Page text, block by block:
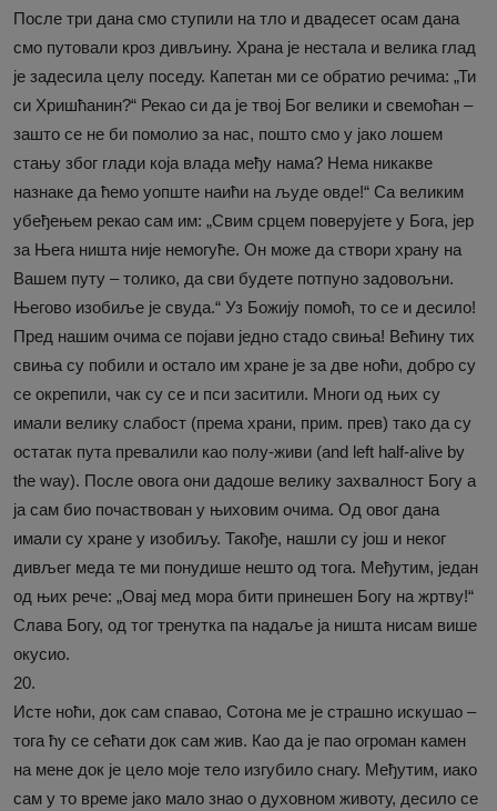
После три дана смо ступили на тло и двадесет осам дана
смо путовали кроз дивљину. Храна је нестала и велика глад
је задесила целу поседу. Капетан ми се обратио речима: „Ти
си Хришћанин?“ Рекао си да је твој Бог велики и свемоћан –
зашто се не би помолио за нас, пошто смо у јако лошем
стању због глади која влада међу нама? Нема никакве
назнаке да ћемо уопште наићи на људе овде!“ Са великим
убеђењем рекао сам им: „Свим срцем поверујете у Бога, јер
за Њега ништа није немогуће. Он може да створи храну на
Вашем путу – толико, да сви будете потпуно задовољни.
Његово изобиље је свуда.“ Уз Божију помоћ, то се и десило!
Пред нашим очима се појави једно стадо свиња! Већину тих
свиња су побили и остало им хране је за две ноћи, добро су
се окрепили, чак су се и пси заситили. Многи од њих су
имали велику слабост (према храни, прим. прев) тако да су
остатак пута превалили као полу-живи (and left half-alive by
the way). После овога они дадоше велику захвалност Богу а
ја сам био почаствован у њиховим очима. Од овог дана
имали су хране у изобиљу. Такође, нашли су још и неког
дивљег меда те ми понудише нешто од тога. Међутим, један
од њих рече: „Овај мед мора бити принешен Богу на жртву!“
Слава Богу, од тог тренутка па надаље ја ништа нисам више
окусио.
20.
Исте ноћи, док сам спавао, Сотона ме је страшно искушао –
тога ћу се сећати док сам жив. Као да је пао огроман камен
на мене док је цело моје тело изгубило снагу. Међутим, иако
сам у то време јако мало знао о духовном животу, десило се